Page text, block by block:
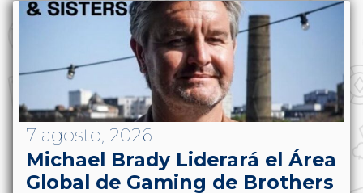
7 agosto, 2026
Michael Brady Liderará el Área
Global de Gaming de Brothers